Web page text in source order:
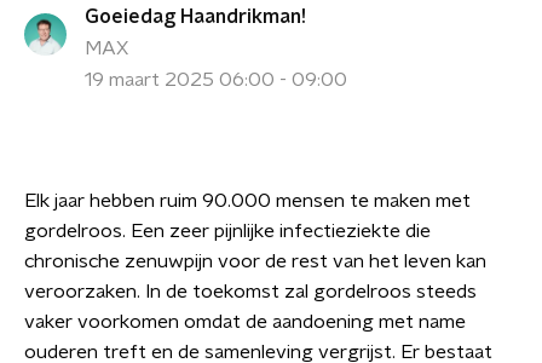
Goeiedag Haandrikman!
MAX
19 maart 2025 06:00 - 09:00
Elk jaar hebben ruim 90.000 mensen te maken met
gordelroos. Een zeer pijnlijke infectieziekte die
chronische zenuwpijn voor de rest van het leven kan
veroorzaken. In de toekomst zal gordelroos steeds
vaker voorkomen omdat de aandoening met name
ouderen treft en de samenleving vergrijst. Er bestaat